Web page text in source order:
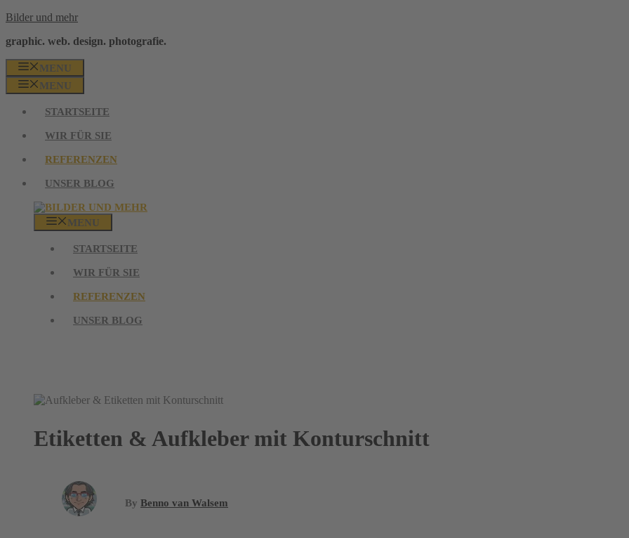
Zum
springen
Bilder und mehr
graphic. web. design. photografie.
MENU
MENU
STARTSEITE
WIR FÜR SIE
REFERENZEN
UNSER BLOG
MENU
STARTSEITE
WIR FÜR SIE
REFERENZEN
UNSER BLOG
Etiketten & Aufkleber mit Konturschnitt
By Benno van Walsem